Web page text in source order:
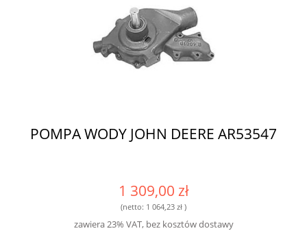
POMPA WODY JOHN DEERE AR53547
1 309,00 zł
(netto: 1 064,23 zł )
zawiera 23% VAT, bez kosztów dostawy